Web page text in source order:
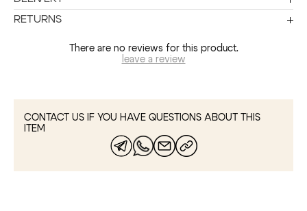
RETURNS
There are no reviews for this product.
leave a review
CONTACT US IF YOU HAVE QUESTIONS ABOUT THIS
ITEM